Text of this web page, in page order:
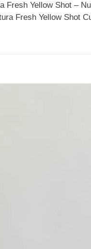
Fresh Yellow Shot –
Fresh Yellow Shot